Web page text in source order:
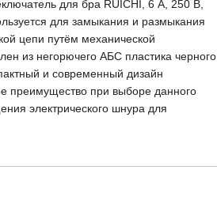
для бра RUICHI, 6 А, 250 В,
для замыкания и размыкания
цепи путём механической
из негорючего АБС пластика черного
и современный дизайн
преимущество при выборе данного
электрического шнура для